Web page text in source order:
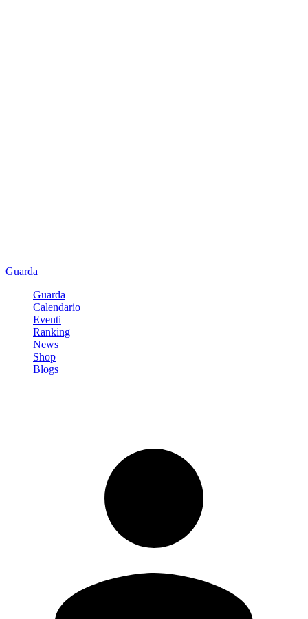
Guarda
Guarda
Calendario
Eventi
Ranking
News
Shop
Blogs